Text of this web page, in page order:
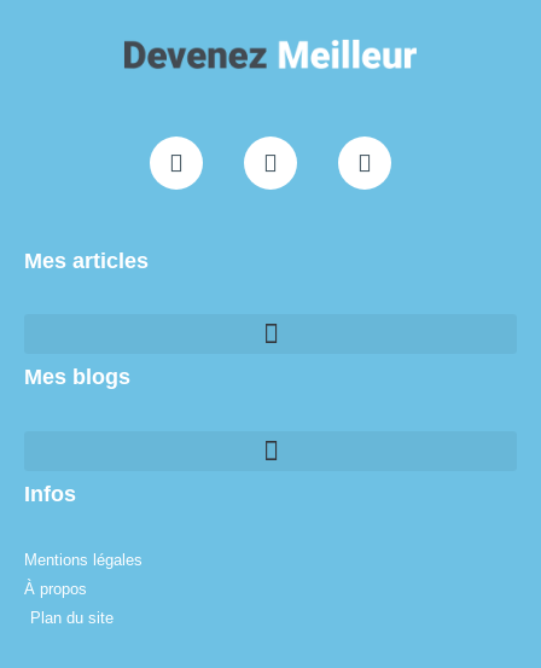
Mes articles
Mes blogs
Infos
Mentions légales
À propos
Plan du site